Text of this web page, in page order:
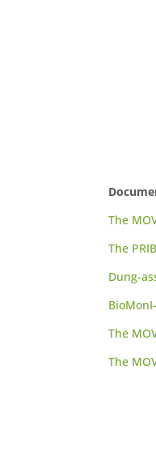
The
The
Dung-
The
The